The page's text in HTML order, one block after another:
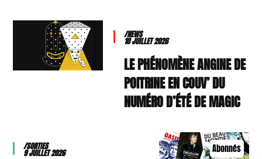
/NEWS
10 JUILLET 2026
LE PHÉNOMÈNE ANGINE DE
POITRINE EN COUV’ DU
NUMÉRO D’ÉTÉ DE MAGIC
Abonnés
/SORTIES
9 JUILLET 2026